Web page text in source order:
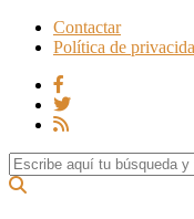
Contactar
Política de
Search for: